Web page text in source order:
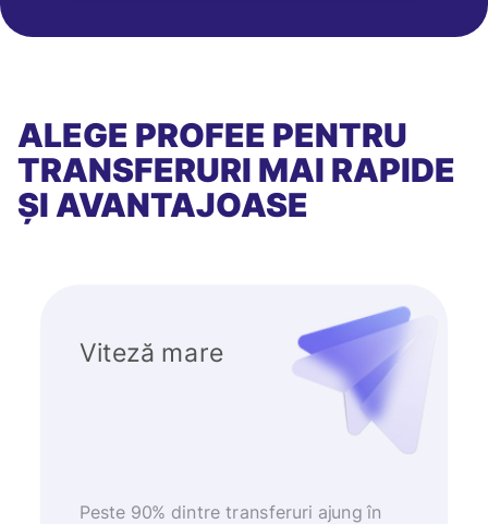
ALEGE PROFEE PENTRU
TRANSFERURI MAI RAPIDE
ȘI AVANTAJOASE
Viteză mare
Peste 90% dintre transferuri ajung în